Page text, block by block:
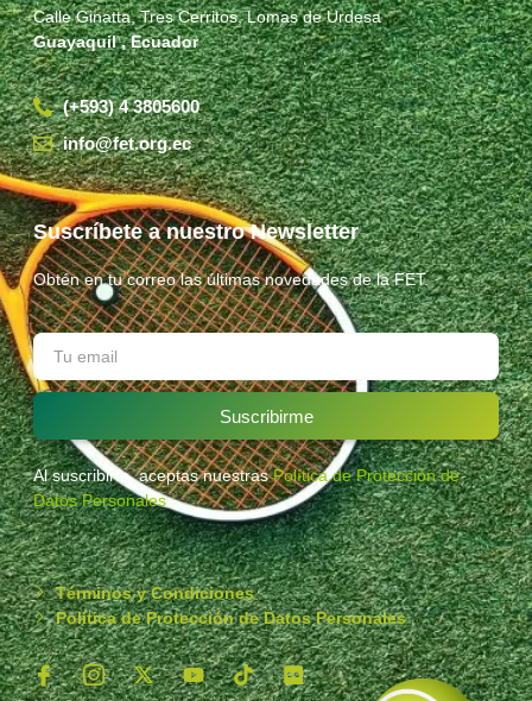
Calle Ginatta, Tres Cerritos, Lomas de Urdesa
Guayaquil , Ecuador
(+593) 4 3805600
info@fet.org.ec
Suscríbete a nuestro Newsletter
Obtén en tu correo las últimas novedades de la FET.
Suscribirme
Al suscribirte, aceptas nuestrasPolítica de Protección de
Datos Personales.
Términos y Condiciones
Política de Protección de Datos Personales